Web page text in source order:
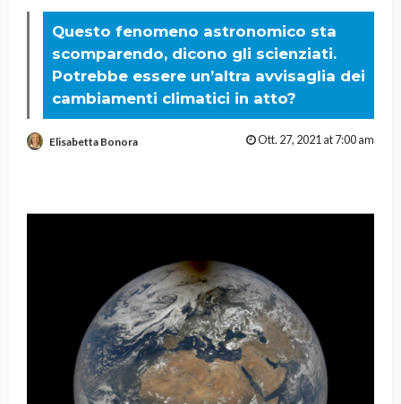
Questo fenomeno astronomico sta
scomparendo, dicono gli scienziati.
Potrebbe essere un’altra avvisaglia dei
cambiamenti climatici in atto?
Elisabetta Bonora Ott. 27, 2021 at 7:00 am